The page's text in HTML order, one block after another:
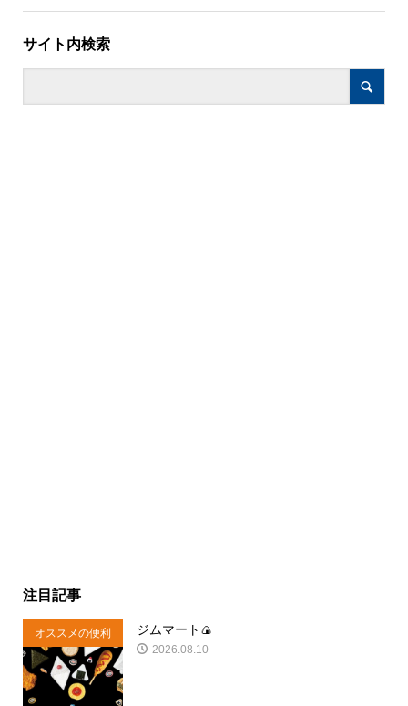
サイト内検索
注目記事
オススメの便利
商品
ジムマート🍙
2026.08.10